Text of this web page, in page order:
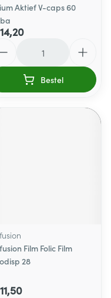
Aktief V-caps 60
Bestel
Film Folic Film
28